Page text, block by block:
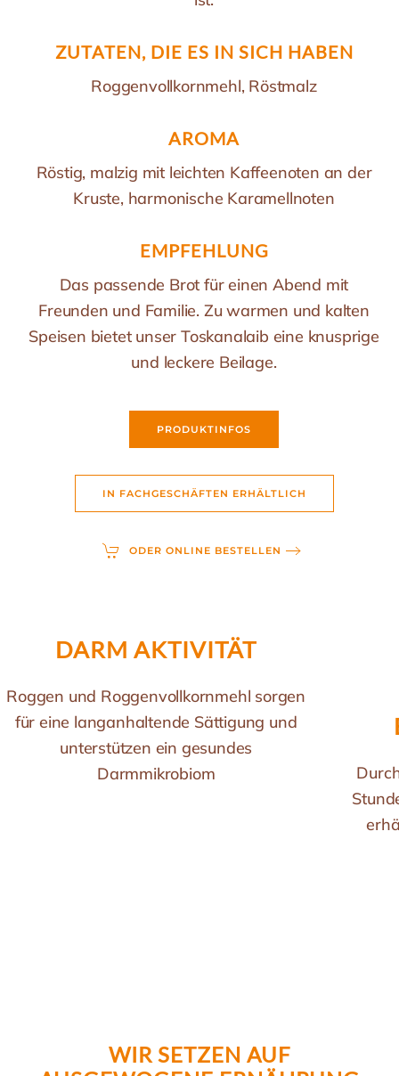
ZUTATEN, DIE ES IN SICH HABEN
Roggenvollkornmehl, Röstmalz
AROMA
Röstig, malzig mit leichten Kaffeenoten an der
Kruste, harmonische Karamellnoten
EMPFEHLUNG
Das passende Brot für einen Abend mit
Freunden und Familie. Zu warmen und kalten
Speisen bietet unser Toskanalaib eine knusprige
und leckere Beilage.
PRODUKTINFOS
IN FACHGESCHÄFTEN ERHÄLTLICH
ODER ONLINE BESTELLEN
DARM AKTIVITÄT
Roggen und Roggenvollkornmehl sorgen
für eine langanhaltende Sättigung und
unterstützen ein gesundes
Darmmikrobiom
WIR SETZEN AUF